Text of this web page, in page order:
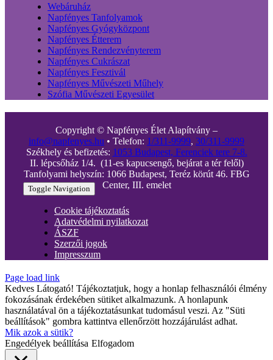
Webáruház
Napfényes Tanfolyamok
Napfényes Gyógyközpont
Napfényes Étterem
Napfényes Rendezvényterem
Napfényes Cukrászat
Napfényes Fesztivál
Napfényes Művészeti Műhely
Szófia Művészeti Egyesület
Copyright © Napfényes Élet Alapítvány –
info@napfenyes.hu • Telefon: 1/311-9999, 30/311-9999
Székhely és befizetés: 1053 Budapest, Ferenciek tere 7-8.
II. lépcsőház 1/4. (11-es kapucsengő, bejárat a tér felől)
Tanfolyami helyszín: 1066 Budapest, Teréz körút 46. FBG
Center, III. emelet
Toggle Navigation
Cookie tájékoztatás
Adatvédelmi nyilatkozat
ÁSZF
Szerzői jogok
Impresszum
Page load link
Kedves Látogató! Tájékoztatjuk, hogy a honlap felhasználói élmény
fokozásának érdekében sütiket alkalmazunk. A honlapunk
használatával ön a tájékoztatásunkat tudomásul veszi. Az "Süti
beállítások" gombra kattintva ellenőrzött hozzájárulást adhat.
Mik azok a sütik?
Engedélyek beállítása Elfogadom